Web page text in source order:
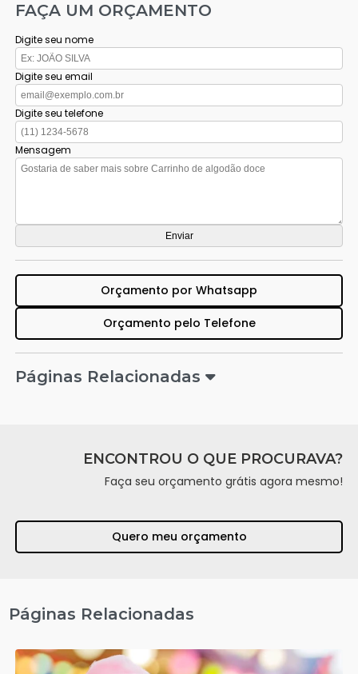
FAÇA UM ORÇAMENTO
Digite seu nome
Digite seu email
Digite seu telefone
Mensagem
Orçamento por Whatsapp
Orçamento pelo Telefone
Páginas Relacionadas
ENCONTROU O QUE PROCURAVA?
Faça seu orçamento grátis agora mesmo!
Quero meu orçamento
Páginas Relacionadas